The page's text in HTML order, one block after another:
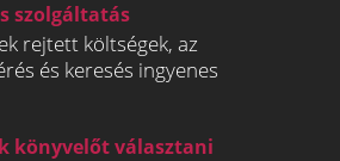
szolgáltatás
rejtett költségek, az
és keresés ingyenes
könyvelőt választani